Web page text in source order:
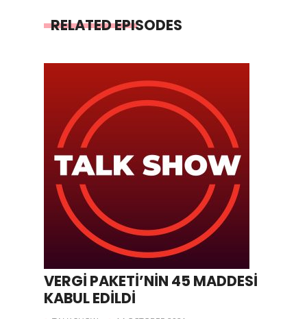
RELATED EPISODES
VERGİ PAKETİ’NİN 45 MADDESİ
KABUL EDİLDİ